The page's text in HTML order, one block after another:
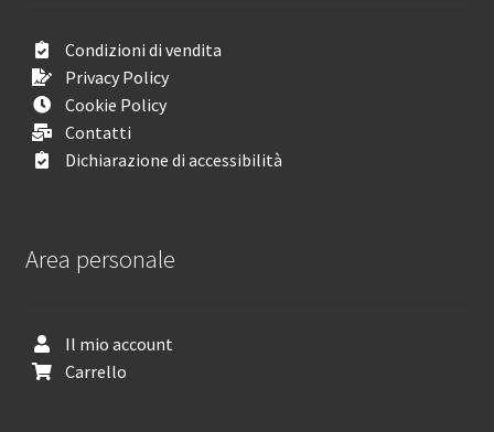
Condizioni di vendita
Privacy Policy
Cookie Policy
Contatti
Dichiarazione di accessibilità
Area personale
Il mio account
Carrello